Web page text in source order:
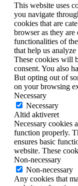
This website uses
you navigate
cookies that are
browser as they
functionalities of
that help us
These cookies will
consent. You also
But opting out of
on your browsing
Necessary
Necessary
Altid aktiveret
Necessary cookies
function properly.
ensures basic
website. These
Non-necessary
Non-necessary
Any cookies that